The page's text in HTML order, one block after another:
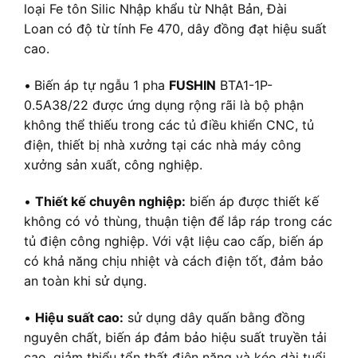
loại Fe tôn Silic Nhập khẩu từ Nhật Bản, Đài
Loan có độ từ tính Fe 470, dây đồng đạt hiệu suất
cao.
• Biến áp tự ngẫu 1 pha FUSHIN BTA1-1P-
0.5A38/22 được ứng dụng rộng rãi là bộ phận
không thể thiếu trong các tủ điều khiển CNC, tủ
điện, thiết bị nhà xưởng tại các nhà máy công
xưởng sản xuất, công nghiệp.
• Thiết kế chuyên nghiệp: biến áp được thiết kế
không có vỏ thùng, thuận tiện để lắp ráp trong các
tủ điện công nghiệp. Với vật liệu cao cấp, biến áp
có khả năng chịu nhiệt và cách điện tốt, đảm bảo
an toàn khi sử dụng.
• Hiệu suất cao: sử dụng dây quấn bằng đồng
nguyên chất, biến áp đảm bảo hiệu suất truyền tải